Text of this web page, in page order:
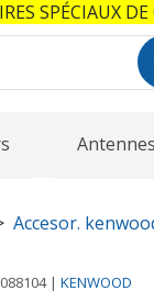
Antennes
Accesor.
| KENWOOD
SPÉCIAUX DE